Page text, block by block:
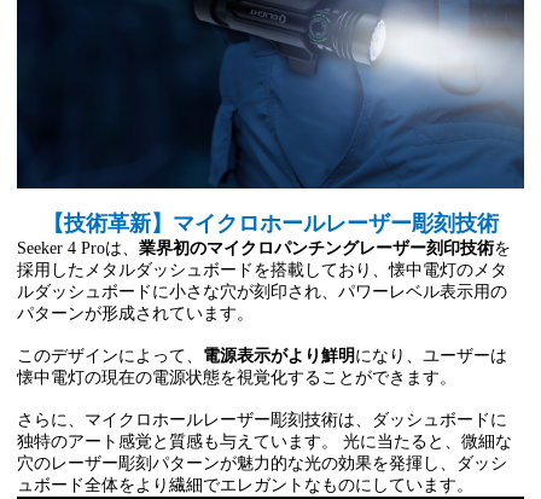
【技術革新】マイクロホールレーザー彫刻技術
Seeker 4 Proは、業界初のマイクロパンチングレーザー刻印技術を
採用したメタルダッシュボードを搭載しており、懐中電灯のメタ
ルダッシュボードに小さな穴が刻印され、パワーレベル表示用の
パターンが形成されています。
このデザインによって、 電源表示がより鮮明 になり、ユーザーは
懐中電灯の現在の電源状態を視覚化することができます。
さらに、マイクロホールレーザー彫刻技術は、ダッシュボードに
独特のアート感覚と質感も与えています。 光に当たると、微細な
穴のレーザー彫刻パターンが魅力的な光の効果を発揮し、ダッシ
ュボード全体をより繊細でエレガントなものにしています。